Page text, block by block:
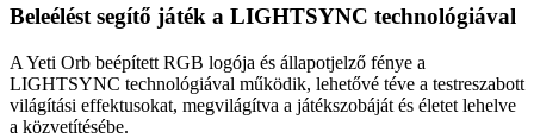
Beleélést segítő játék a LIGHTSYNC technológiával
A Yeti Orb beépített RGB logója és állapotjelző fénye a
LIGHTSYNC technológiával működik, lehetővé téve a testreszabott
világítási effektusokat, megvilágítva a játékszobáját és életet lehelve
a közvetítésébe.